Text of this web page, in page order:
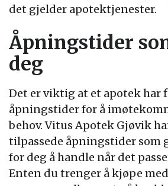
det gjelder apotektjenester.
Åpningstider
deg
Det er viktig at et apotek har
åpningstider for å
behov. Vitus Apotek Gjøvik
tilpassede åpningstider som
for deg å handle når det
Enten du trenger å kjøpe